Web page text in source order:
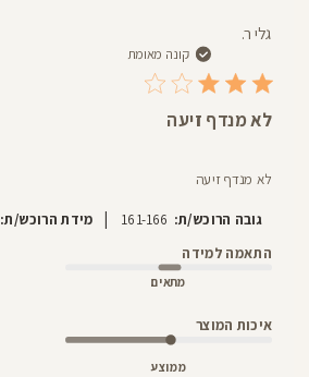
גלי ר.
קונה מאומת
לא מנדף זיעה
לא מנדף זיעה
גובה הרוכש/ת: 161-166
| מידת הרוכש/ת:
התאמה למידה
מתאים
איכות המוצר
ממוצע